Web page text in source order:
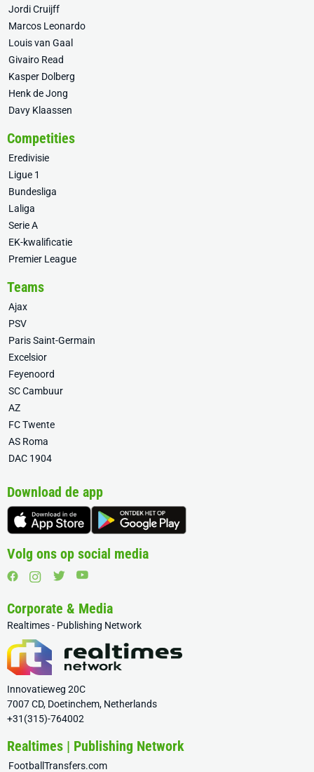
Jordi Cruijff
Marcos Leonardo
Louis van Gaal
Givairo Read
Kasper Dolberg
Henk de Jong
Davy Klaassen
Competities
Eredivisie
Ligue 1
Bundesliga
Laliga
Serie A
EK-kwalificatie
Premier League
Teams
Ajax
PSV
Paris Saint-Germain
Excelsior
Feyenoord
SC Cambuur
AZ
FC Twente
AS Roma
DAC 1904
Download de app
Volg ons op social media
Corporate & Media
Realtimes - Publishing Network
Innovatieweg 20C
7007 CD, Doetinchem, Netherlands
+31(315)-764002
Realtimes | Publishing Network
FootballTransfers.com